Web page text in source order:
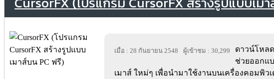
เมื่อ : 28 กันยายน 2548 ผู้เข้าชม : 30,299
ดาวน์โหล
ช่วยออกแ
เมาส์ ใหม่ๆ เพื่อนำมาใช้งานบนเครื่องคอมพิวเ